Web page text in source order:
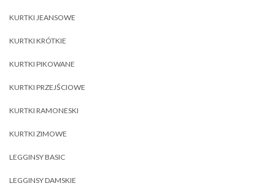
KURTKI JEANSOWE
KURTKI KRÓTKIE
KURTKI PIKOWANE
KURTKI PRZEJŚCIOWE
KURTKI RAMONESKI
KURTKI ZIMOWE
LEGGINSY BASIC
LEGGINSY DAMSKIE